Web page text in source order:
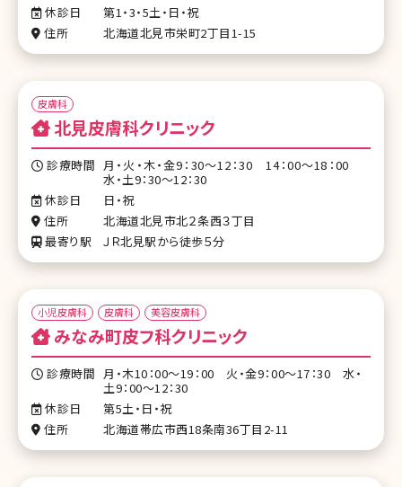
休診日
第1・3・5土・日・祝
住所
北海道北見市栄町2丁目1-15
皮膚科
北見皮膚科クリニック
診療時間 月・火・木・金9：30～12：30 14：00～18：00
水・土9：30～12：30
休診日
日・祝
住所
北海道北見市北２条西３丁目
最寄り駅
ＪＲ北見駅から徒歩５分
小児皮膚科 皮膚科 美容皮膚科
みなみ町皮フ科クリニック
診療時間 月・木10：00～19：00 火・金9：00～17：30 水・
土9：00～12：30
休診日
第5土・日・祝
住所
北海道帯広市西18条南36丁目2-11